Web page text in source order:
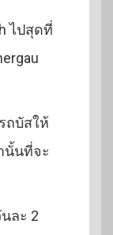
ไปสุดที่
ถบัสให้
นั้นที่จะ
ละ 2